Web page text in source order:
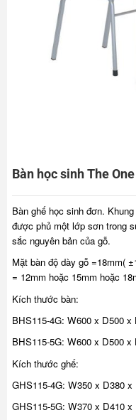
Bàn học sinh The
Bàn ghế học sinh đơn.
được phủ một lớp sơn trong
sắc nguyên bản của gỗ.
Mặt bàn độ dày gỗ =18mm(
= 12mm hoặc 15mm hoặc
Kích thước bàn:
BHS115-4G: W600 x D500 x
BHS115-5G: W600 x D500 x
Kích thước ghế:
GHS115-4G: W350 x D380 x
GHS115-5G: W370 x D410 x